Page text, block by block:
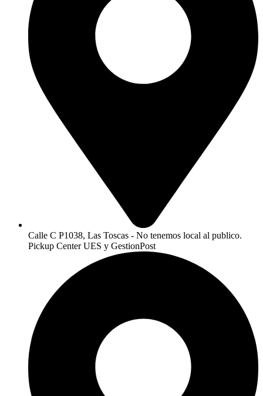
Calle C P1038, Las Toscas - No tenemos local al publico.
Pickup Center UES y GestionPost